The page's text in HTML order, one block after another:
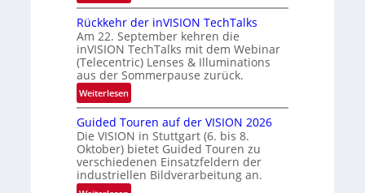
U
n
b
e
g
r
e
z
t
e
M
Rückkehr der inVISION TechTalks
Am 22. September kehren die
inVISION TechTalks mit dem Webinar
(Telecentric) Lenses & Illuminations
aus der Sommerpause zurück.
Weiterlesen:
R
ü
c
k
k
e
Guided Touren auf der VISION 2026
Die VISION in Stuttgart (6. bis 8.
Oktober) bietet Guided Touren zu
verschiedenen Einsatzfeldern der
industriellen Bildverarbeitung an.